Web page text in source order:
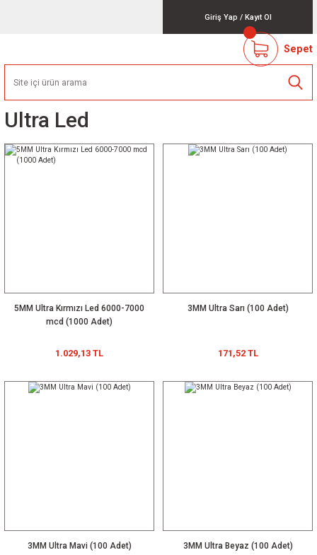
Giriş Yap / Kayıt Ol
Sepet
Ultra Led
5MM Ultra Kırmızı Led 6000-7000
mcd (1000 Adet)
1.029,13 TL
3MM Ultra Sarı (100 Adet)
171,52 TL
3MM Ultra Mavi (100 Adet) 3MM Ultra Beyaz (100 Adet)